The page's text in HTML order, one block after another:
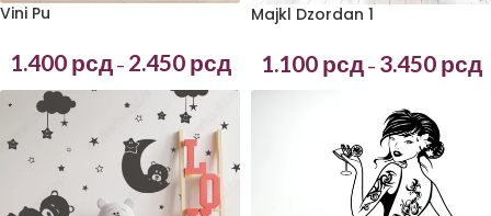
Vini Pu
1.400 рсд – 2.450 рсд
Majkl Dzordan 1
1.100 рсд – 3.450 рсд